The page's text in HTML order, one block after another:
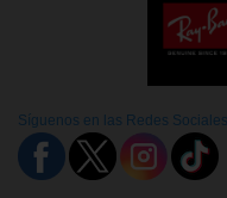
Síguenos en las Redes Sociales